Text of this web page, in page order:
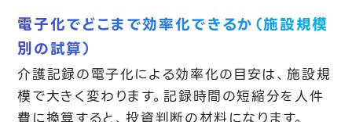
電子化でどこまで効率化できるか（施設規模
別の試算）
介護記録の電子化による効率化の目安は、施設規
模で大きく変わります。記録時間の短縮分を人件